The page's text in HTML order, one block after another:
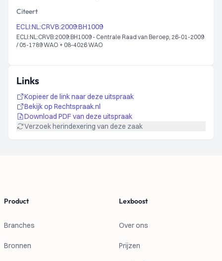
Citeert
ECLI:NL:CRVB:2009:BH1009
ECLI:NL:CRVB:2009:BH1009 - Centrale Raad van Beroep, 26-01-2009
/ 05-1789 WAO + 08-4026 WAO
Links
Kopieer de link naar deze uitspraak
Bekijk op Rechtspraak.nl
Download PDF van deze uitspraak
Verzoek herindexering van deze zaak
Product
Branches
Bronnen
Lexboost
Over ons
Prijzen